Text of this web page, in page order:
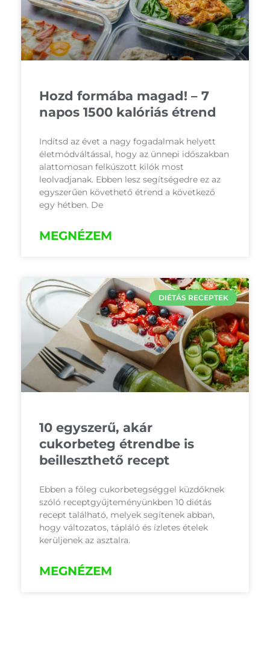
Hozd formába magad! – 7
napos 1500 kalóriás étrend
Indítsd az évet a nagy fogadalmak helyett
életmódváltással, hogy az ünnepi időszakban
alattomosan felkúszott kilók most
leolvadjanak. Ebben lesz segítségedre ez az
egyszerűen követhető étrend a következő
egy hétben. De
MEGNÉZEM
DIÉTÁS RECEPTEK
10 egyszerű, akár
cukorbeteg étrendbe is
beilleszthető recept
Ebben a főleg cukorbetegséggel küzdőknek
szóló receptgyűjteményünkben 10 diétás
recept található, melyek segítenek abban,
hogy változatos, tápláló és ízletes ételek
kerüljenek az asztalra.
MEGNÉZEM